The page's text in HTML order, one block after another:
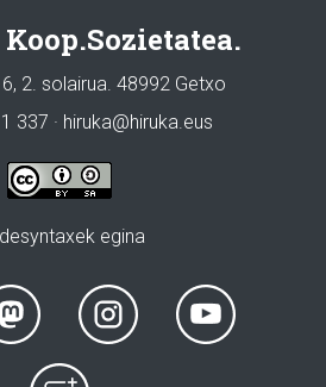
2. solairua. 48992 Getxo
337 · hiruka@hiruka.eus
egina